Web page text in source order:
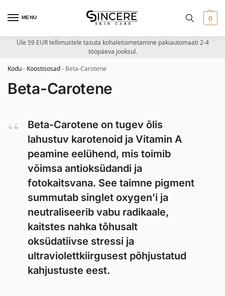
MENU 0
Üle 59 EUR tellimustele tasuta kohaletoimetamine pakiautomaati 2-4
tööpäeva jooksul.
Kodu- Koostisosad- Beta-Carotene
Beta-Carotene
Beta-Carotene on tugev õlis
lahustuv karotenoid ja Vitamin A
peamine eelühend, mis toimib
võimsa antioksüdandi ja
fotokaitsvana. See taimne pigment
summutab singlet oxygen’i ja
neutraliseerib vabu radikaale,
kaitstes nahka tõhusalt
oksüdatiivse stressi ja
ultraviolettkiirgusest põhjustatud
kahjustuste eest.